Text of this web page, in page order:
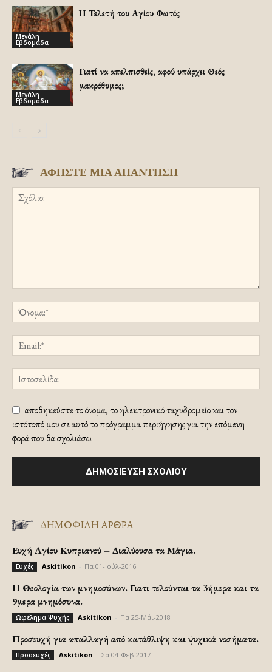
Μεγάλη
Εβδομάδα
Η Τελετή του Αγίου Φωτός
Μεγάλη
Εβδομάδα
Γιατί να απελπισθείς, αφού υπάρχει Θεός
μακρόθυμος;
ΑΦΗΣΤΕ ΜΙΑ ΑΠΑΝΤΗΣΗ
αποθηκεύστε το όνομα, το ηλεκτρονικό ταχυδρομείο και τον
ιστότοπό μου σε αυτό το πρόγραμμα περιήγησης για την επόμενη
φορά που θα σχολιάσω.
ΔΗΜΟΦΙΛΗ ΑΡΘΡΑ
Ευχή Αγίου Κυπριανού – Διαλύουσα τα Μάγια.
Ευχές Askitikon Πα 01-Ιούλ-2016
H Θεολογία των μνημοσύνων. Γιατι τελούνται τα 3ήμερα και τα
9μερα μνημόσυνα.
Ωφέλημα Ψυχής Askitikon Πα 25-Μάι-2018
Προσευχή για απαλλαγή από κατάθλιψη και ψυχικά νοσήματα.
Προσευχές Askitikon Σα 04-Φεβ-2017